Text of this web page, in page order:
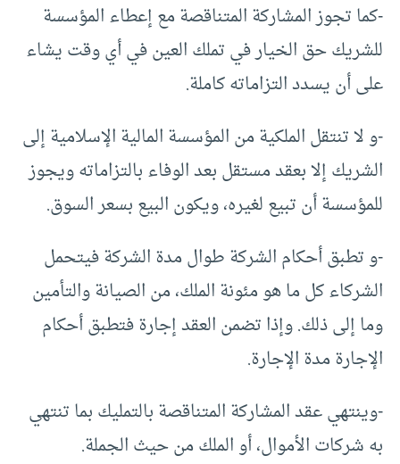
-كما تجوز المشاركة المتناقصة مع إعطاء المؤسسة
للشريك حق الخيار في تملك العين في أي وقت يشاء
على أن يسدد التزاماته كاملة.
-و لا تنتقل الملكية من المؤسسة المالية الإسلامية إلى
الشريك إلا بعقد مستقل بعد الوفاء بالتزاماته ويجوز
للمؤسسة أن تبيع لغيره، ويكون البيع بسعر السوق.
-و تطبق أحكام الشركة طوال مدة الشركة فيتحمل
الشركاء كل ما هو مئونة الملك، من الصيانة والتأمين
وما إلى ذلك. وإذا تضمن العقد إجارة فتطبق أحكام
الإجارة مدة الإجارة.
-وينتهي عقد المشاركة المتناقصة بالتمليك بما تنتهي
به شركات الأموال، أو الملك من حيث الجملة.